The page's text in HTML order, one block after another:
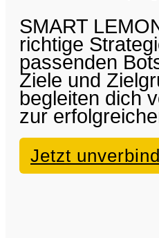
SMART
richtige
passenden
Ziele und
begleiten dich
zur
Jetzt